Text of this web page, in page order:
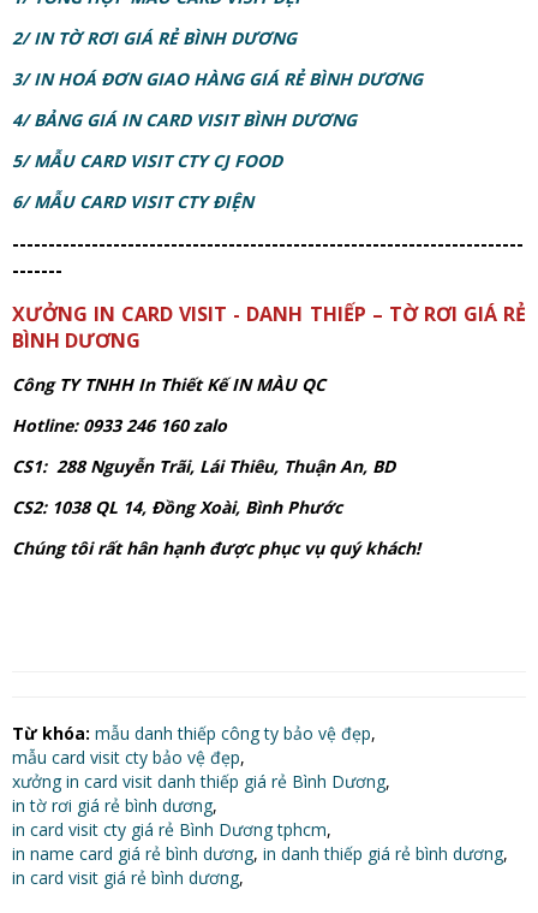
2/ IN TỜ RƠI GIÁ RẺ BÌNH DƯƠNG
3/ IN HOÁ ĐƠN GIAO HÀNG GIÁ RẺ BÌNH DƯƠNG
4/BẢNG GIÁ IN CARD VISIT BÌNH DƯƠNG
5/ MẪU CARD VISIT CTY CJ FOOD
6/ MẪU CARD VISIT CTY ĐIỆN
-----------------------------------------------------------------------
-------
XƯỞNG IN CARD VISIT - DANH THIẾP – TỜ RƠI GIÁ RẺ
BÌNH DƯƠNG
Công TY TNHH In Thiết Kế IN MÀU QC
Hotline: 0933 246 160 zalo
CS1: 288 Nguyễn Trãi, Lái Thiêu, Thuận An, BD
CS2: 1038 QL 14, Đồng Xoài, Bình Phước
Chúng tôi rất hân hạnh được phục vụ quý khách!
Từ khóa: mẫu danh thiếp công ty bảo vệ đẹp,
mẫu card visit cty bảo vệ đẹp,
xưởng in card visit danh thiếp giá rẻ Bình Dương,
in tờ rơi giá rẻ bình dương,
in card visit cty giá rẻ Bình Dương tphcm,
in name card giá rẻ bình dương, in danh thiếp giá rẻ bình dương,
in card visit giá rẻ bình dương,